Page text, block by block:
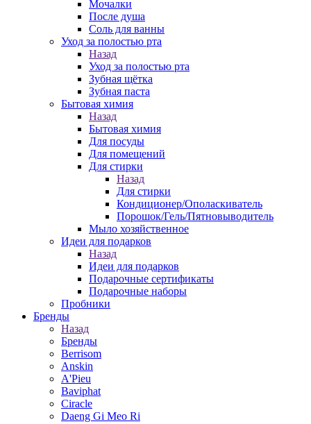
Мочалки
После душа
Соль для ванны
Уход за полостью рта
Назад
Уход за полостью рта
Зубная щётка
Зубная паста
Бытовая химия
Назад
Бытовая химия
Для посуды
Для помещений
Для стирки
Назад
Для стирки
Кондиционер/Ополаскиватель
Порошок/Гель/Пятновыводитель
Мыло хозяйственное
Идеи для подарков
Назад
Идеи для подарков
Подарочные сертификаты
Подарочные наборы
Пробники
Бренды
Назад
Бренды
Berrisom
Anskin
A'Pieu
Baviphat
Ciracle
Daeng Gi Meo Ri